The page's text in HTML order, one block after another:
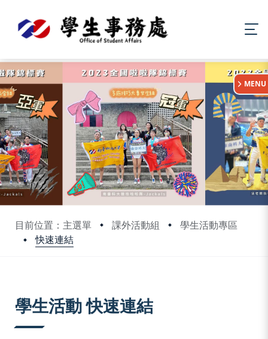
目前位置：主選單 課外活動組
學生活動專區
快速連結
MENU
學生活動 快速連結